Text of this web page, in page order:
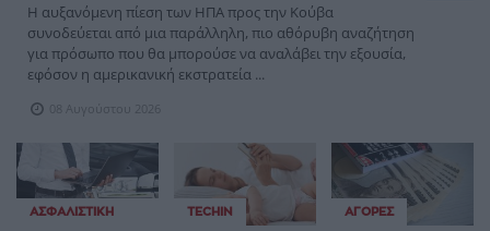
Η αυξανόμενη πίεση των ΗΠΑ προς την Κούβα
συνοδεύεται από μια παράλληλη, πιο αθόρυβη αναζήτηση
για πρόσωπο που θα μπορούσε να αναλάβει την εξουσία,
εφόσον η αμερικανική εκστρατεία ...
08 Αυγούστου 2026
ΑΣΦΑΛΙΣΤΙΚΉ TECHIN ΑΓΟΡΈΣ